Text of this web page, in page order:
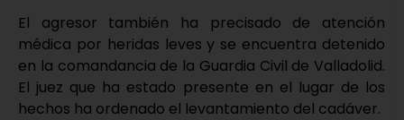
El agresor también ha precisado de atención
médica por heridas leves y se encuentra detenido
en la comandancia de la Guardia Civil de Valladolid.
El juez que ha estado presente en el lugar de los
hechos ha ordenado el levantamiento del cadáver.